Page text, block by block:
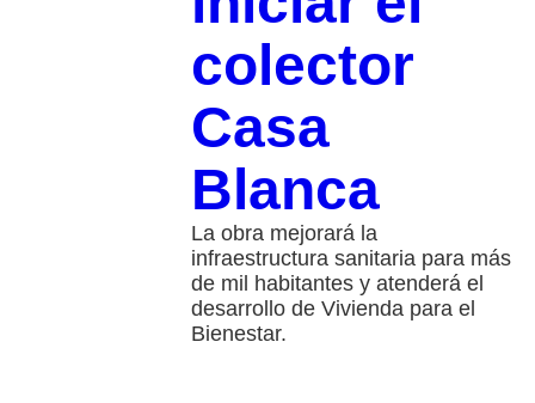
colector
Casa
Blanca
La obra mejorará la
infraestructura sanitaria para más
de mil habitantes y atenderá el
desarrollo de Vivienda para el
Bienestar.